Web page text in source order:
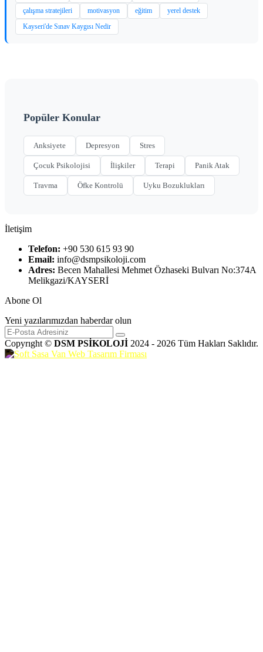
çalışma stratejileri
motivasyon eğitim
yerel destek
Kayseri'de Sınav Kaygısı Nedir
Popüler Konular
Anksiyete Depresyon Stres
Çocuk Psikolojisi İlişkiler Terapi Panik Atak
Travma Öfke Kontrolü Uyku Bozuklukları
İletişim
Telefon: +90 530 615 93 90
Email: info@dsmpsikoloji.com
Adres: Becen Mahallesi Mehmet Özhaseki Bulvarı No:374A
Melikgazi/KAYSERİ
Abone Ol
Yeni yazılarımızdan haberdar olun
Copyrıght © DSM PSİKOLOJİ 2024 - 2026 Tüm Hakları Saklıdır.